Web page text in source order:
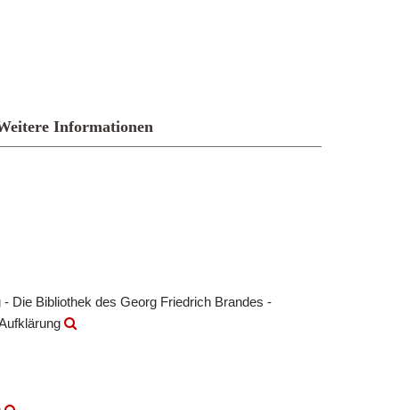
Informationen
Die Bibliothek des Georg Friedrich Brandes -